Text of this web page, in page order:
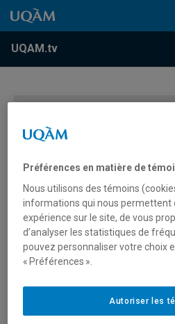
Accéder au contenu
Accéder au menu principal
Accéder à la recherche
Accéder au contenu
Accéder au menu principal
UQAM.tv
Vous devez autoriser les
afficher les vidéos provenant
Suivez Dave
dans sa journée à
Préférences en matière de
Nous utilisons des témoins
informations qui nous permettent
expérience sur le site, de vous
d’analyser les statistiques de
pouvez personnaliser votre choix
« Préférences ».
Autoriser les